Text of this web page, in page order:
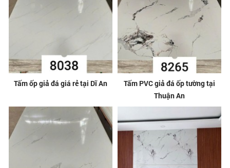
Tấm ốp giả đá giá rẻ tại Dĩ An
Tấm PVC giả đá ốp tường tại
Thuận An